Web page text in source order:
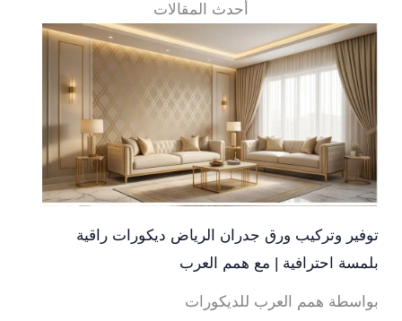
أحدث المقالات
توفير وتركيب ورق جدران الرياض ديكورات راقية
بلمسة احترافية | مع همم العرب
بواسطة همم العرب للديكورات